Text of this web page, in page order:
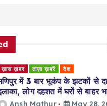
ख़ास ख़बर ताज़ा ख़बरें देश
में 3 बार भूकंप के झटकों से
लोग दहशत में घरों से बाहर
Ansh Mathur May 28,